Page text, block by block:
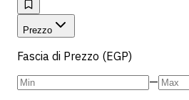
Prezzo
Fascia di Prezzo (EGP)
—